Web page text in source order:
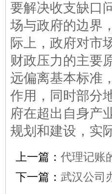
要解决收支缺口
场与政府的边界
际上，政府对市
财政压力的主要
远偏离基本标准
作用，同时部分
府在超出自身产
规划和建设，实
上一篇： 代理记账
下一篇： 武汉公司